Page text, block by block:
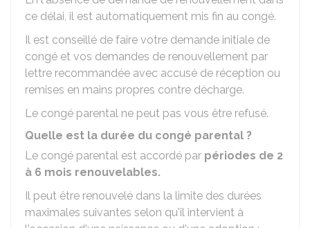
ce délai, il est automatiquement mis fin au congé.
Il est conseillé de faire votre demande initiale de
congé et vos demandes de renouvellement par
lettre recommandée avec accusé de réception ou
remises en mains propres contre décharge.
Le congé parental ne peut pas vous être refusé.
Quelle est la durée du congé parental ?
Le congé parental est accordé par périodes de 2
à 6 mois renouvelables.
Il peut être renouvelé dans la limite des durées
maximales suivantes selon qu'il intervient à